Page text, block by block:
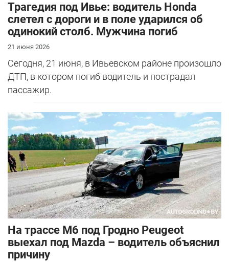
Трагедия под Ивье: водитель Honda
слетел с дороги и в поле ударился об
одинокий столб. Мужчина погиб
21 июня 2026
Сегодня, 21 июня, в Ивьевском районе произошло
ДТП, в котором погиб водитель и пострадал
пассажир.
На трассе М6 под Гродно Peugeot
выехал под Mazda – водитель объяснил
причину